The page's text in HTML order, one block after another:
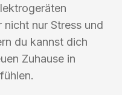
nur Stress und
du kannst dich
Zuhause in